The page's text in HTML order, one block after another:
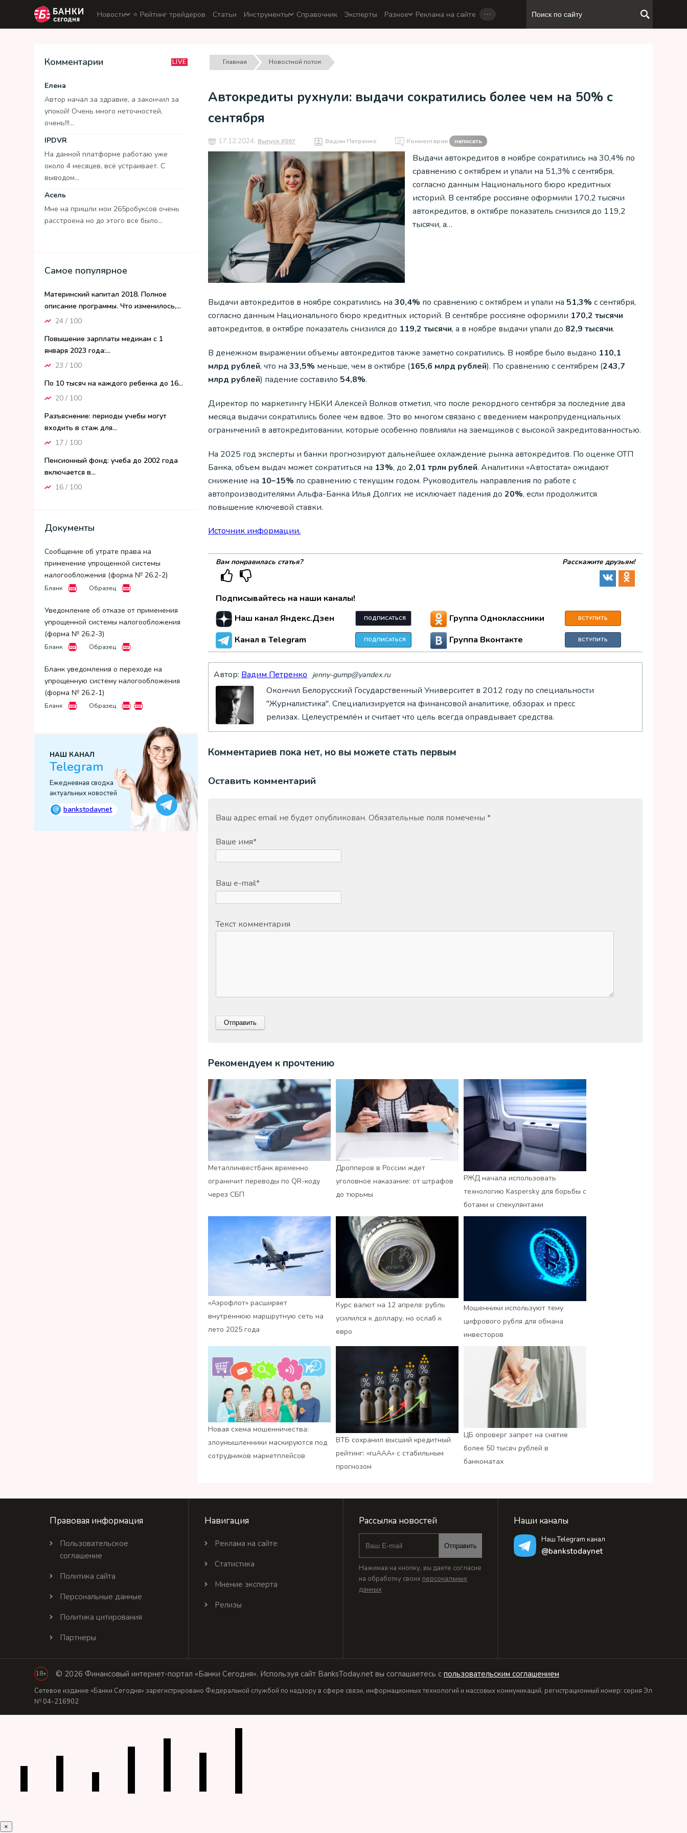
Новости ⭐️ Рейтинг трейдеров Статьи Инструменты Справочник Эксперты Разное Реклама на сайте …
Комментарии LIVE
Елена
Автор начал за здравие, а закончил за
упокой! Очень много неточностей,
очень!!!...
IPDVR
На данной платформе работаю уже
около 4 месяцев, всё устраивает. С
выводом...
Асель
Мне на пришли мои 265робуксов очень
расстроена но до этого все было...
Самое популярное
Материнский капитал 2018. Полное
описание программы. Что изменилось,...
24 / 100
Повышение зарплаты медикам с 1
января 2023 года:...
23 / 100
По 10 тысяч на каждого ребенка до 16...
20 / 100
Разъяснение: периоды учебы могут
входить в стаж для...
17 / 100
Пенсионный фонд: учеба до 2002 года
включается в...
16 / 100
Документы
Сообщение об утрате права на
применение упрощенной системы
налогообложения (форма № 26.2-2)
Бланк Образец
Уведомление об отказе от применения
упрощенной системы налогообложения
(форма № 26.2-3)
Бланк Образец
Бланк уведомления о переходе на
упрощенную систему налогообложения
(форма № 26.2-1)
Бланк Образец
НАШ КАНАЛ
Telegram
Ежедневная сводка
актуальных новостей
@ bankstodaynet
Главная Новостной поток
Автокредиты рухнули: выдачи сократились более чем на 50% с
сентября
17.12.2024, Выпуск #097 Вадим Петренко Комментарии написать
Выдачи автокредитов в ноябре сократились на 30,4% по
сравнению с октябрем и упали на 51,3% с сентября,
согласно данным Национального бюро кредитных
историй. В сентябре россияне оформили 170,2 тысячи
автокредитов, в октябре показатель снизился до 119,2
тысячи, а…
Выдачи автокредитов в ноябре сократились на 30,4% по сравнению с октябрем и упали на 51,3% с сентября,
согласно данным Национального бюро кредитных историй. В сентябре россияне оформили 170,2 тысячи
автокредитов, в октябре показатель снизился до 119,2 тысячи, а в ноябре выдачи упали до 82,9 тысячи.
В денежном выражении объемы автокредитов также заметно сократились. В ноябре было выдано 110,1
млрд рублей, что на 33,5% меньше, чем в октябре (165,6 млрд рублей). По сравнению с сентябрем (243,7
млрд рублей) падение составило 54,8%.
Директор по маркетингу НБКИ Алексей Волков отметил, что после рекордного сентября за последние два
месяца выдачи сократились более чем вдвое. Это во многом связано с введением макропруденциальных
ограничений в автокредитовании, которые особенно повлияли на заемщиков с высокой закредитованностью.
На 2025 год эксперты и банки прогнозируют дальнейшее охлаждение рынка автокредитов. По оценке ОТП
Банка, объем выдач может сократиться на 13%, до 2,01 трлн рублей. Аналитики «Автостата» ожидают
снижение на 10–15% по сравнению с текущим годом. Руководитель направления по работе с
автопроизводителями Альфа-Банка Илья Долгих не исключает падения до 20%, если продолжится
повышение ключевой ставки.
Источник информации.
Вам понравилась статья? Расскажите друзьям!
Подписывайтесь на наши каналы!
Наш канал Яндекс.Дзен
ПОДПИСАТЬСЯ
Канал в Telegram ПОДПИСАТЬСЯ
Группа Одноклассники ВСТУПИТЬ
Группа Вконтакте ВСТУПИТЬ
Автор: Вадим Петренко jenny-gump@yandex.ru
Окончил Белорусский Государственный Университет в 2012 году по специальности
"Журналистика". Специализируется на финансовой аналитике, обзорах и пресс
релизах. Целеустремлён и считает что цель всегда оправдывает средства.
Комментариев пока нет, но вы можете стать первым
Оставить комментарий
Ваш адрес email не будет опубликован. Обязательные поля помечены *
Ваше имя*
Ваш e-mail*
Текст комментария
Рекомендуем к прочтению
Металлинвестбанк временно
ограничит переводы по QR-коду
через СБП
Дропперов в России ждет
уголовное наказание: от штрафов
до тюрьмы
РЖД начала использовать
технологию Kaspersky для борьбы с
ботами и спекулянтами
«Аэрофлот» расширяет
внутреннюю маршрутную сеть на
лето 2025 года
Курс валют на 12 апреля: рубль
усилился к доллару, но ослаб к
евро
Мошенники используют тему
цифрового рубля для обмана
инвесторов
Новая схема мошенничества:
злоумышленники маскируются под
сотрудников маркетплейсов
ВТБ сохранил высший кредитный
рейтинг: «ruАAA» с стабильным
прогнозом
ЦБ опроверг запрет на снятие
более 50 тысяч рублей в
банкоматах
Правовая информация
Пользовательское
соглашение
Политика сайта
Персональные данные
Политика цитирования
Партнеры
Навигация
Реклама на сайте
Статистика
Мнение эксперта
Релизы
Рассылка новостей
Отправить
Нажимая на кнопку, вы даете согласие
на обработку своих персональных
данных
Наши каналы
Наш Telegram канал
@bankstodaynet
18+ © 2026 Финансовый интернет-портал «Банки Сегодня». Используя сайт BanksToday.net вы соглашаетесь с пользовательским соглашением
Сетевое издание «Банки Сегодня» зарегистрировано Федеральной службой по надзору в сфере связи, информационных технологий и массовых коммуникаций, регистрационный номер: серия Эл
№ 04-216902
×